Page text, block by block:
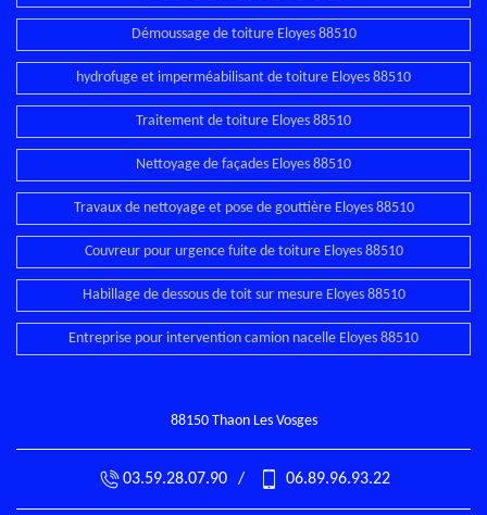
Démoussage de toiture Eloyes 88510
hydrofuge et imperméabilisant de toiture Eloyes 88510
Traitement de toiture Eloyes 88510
Nettoyage de façades Eloyes 88510
Travaux de nettoyage et pose de gouttière Eloyes 88510
Couvreur pour urgence fuite de toiture Eloyes 88510
Habillage de dessous de toit sur mesure Eloyes 88510
Entreprise pour intervention camion nacelle Eloyes 88510
88150 Thaon Les Vosges
03.59.28.07.90 / 06.89.96.93.22